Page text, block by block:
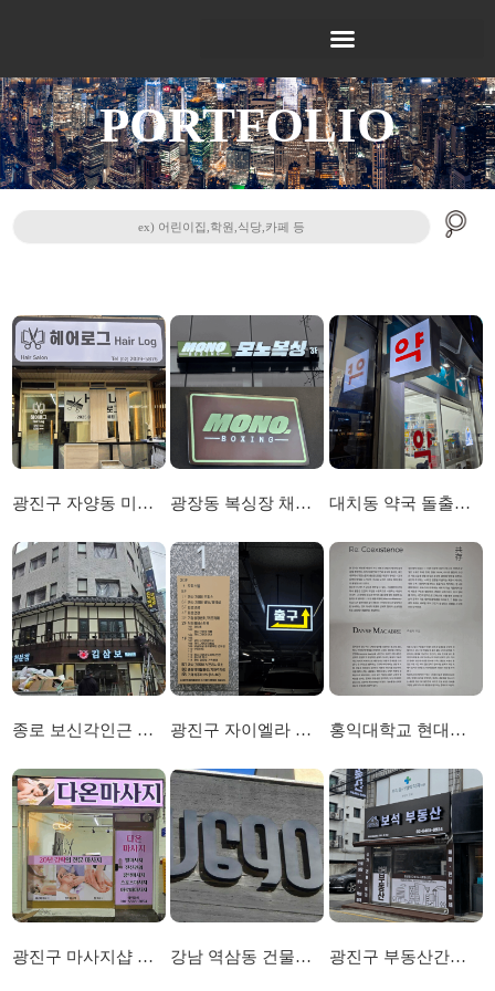
PORTFOLIO
광진구 자양동 미용실간판 및 실사선팅 시공 광장동 복싱장 채널간판 시공 대치동 약국 돌출간판 및 시트커팅 시공
종로 보신각인근 고깃집 프랜차이즈 채널간판 및 돌출간판 시공 광진구 자이엘라 오피스텔 인포메이션 및 지하간판 시공 홍익대학교 현대미술관 전시 레터링시트 시공
광진구 마사지샵 플렉스전면 간판 및 유리창 선팅 시공 강남 역삼동 건물빌딩간판 및 인포메이션 시공 광진구 부동산간판 및 사인물 시공